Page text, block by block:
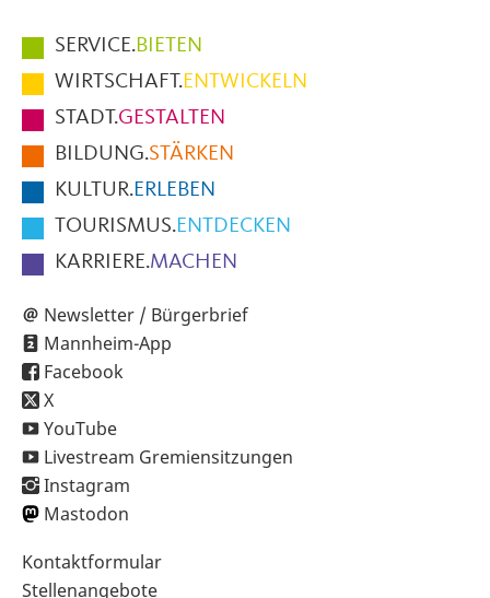
Hauptmenüpunkte
im
Fußbereich
der
Seite
SERVICE.BIETEN
WIRTSCHAFT.ENTWICKELN
STADT.GESTALTEN
BILDUNG.STÄRKEN
KULTUR.ERLEBEN
TOURISMUS.ENTDECKEN
KARRIERE.MACHEN
Newsletter / Bürgerbrief
Mannheim-App
Facebook
X
YouTube
Livestream Gremiensitzungen
Instagram
Mastodon
Sekundärnavigation
im
Kontaktformular
Stellenangebote